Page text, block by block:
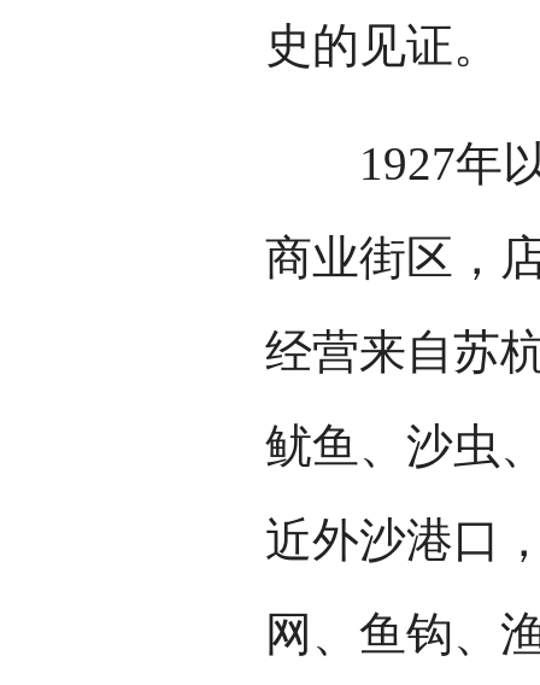
史的见证。
1927年以
商业街区，
经营来自苏
鱿鱼、沙虫
近外沙港口
网、鱼钩、